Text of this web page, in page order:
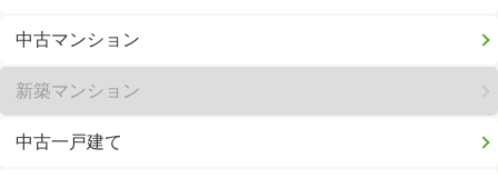
中古マンション
新築マンション
中古一戸建て